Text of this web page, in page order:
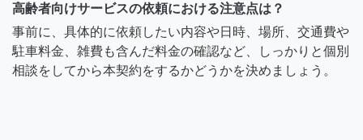
高齢者向けサービスの依頼における注意点は？
事前に、具体的に依頼したい内容や日時、場所、交通費や
駐車料金、雑費も含んだ料金の確認など、しっかりと個別
相談をしてから本契約をするかどうかを決めましょう。